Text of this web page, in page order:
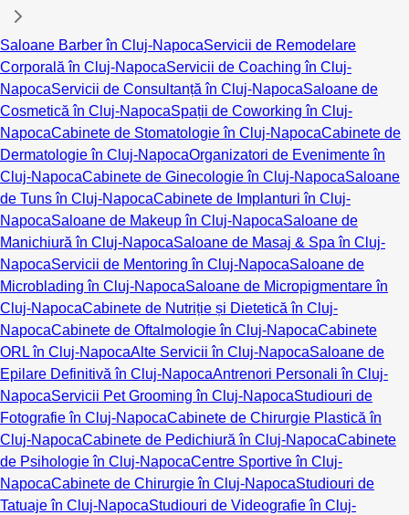
Saloane Barber în Cluj-NapocaServicii de Remodelare
Corporală în Cluj-NapocaServicii de Coaching în Cluj-
NapocaServicii de Consultanță în Cluj-NapocaSaloane de
Cosmetică în Cluj-NapocaSpații de Coworking în Cluj-
NapocaCabinete de Stomatologie în Cluj-NapocaCabinete de
Dermatologie în Cluj-NapocaOrganizatori de Evenimente în
Cluj-NapocaCabinete de Ginecologie în Cluj-NapocaSaloane
de Tuns în Cluj-NapocaCabinete de Implanturi în Cluj-
NapocaSaloane de Makeup în Cluj-NapocaSaloane de
Manichiură în Cluj-NapocaSaloane de Masaj & Spa în Cluj-
NapocaServicii de Mentoring în Cluj-NapocaSaloane de
Microblading în Cluj-NapocaSaloane de Micropigmentare în
Cluj-NapocaCabinete de Nutriție și Dietetică în Cluj-
NapocaCabinete de Oftalmologie în Cluj-NapocaCabinete
ORL în Cluj-NapocaAlte Servicii în Cluj-NapocaSaloane de
Epilare Definitivă în Cluj-NapocaAntrenori Personali în Cluj-
NapocaServicii Pet Grooming în Cluj-NapocaStudiouri de
Fotografie în Cluj-NapocaCabinete de Chirurgie Plastică în
Cluj-NapocaCabinete de Pedichiură în Cluj-NapocaCabinete
de Psihologie în Cluj-NapocaCentre Sportive în Cluj-
NapocaCabinete de Chirurgie în Cluj-NapocaStudiouri de
Tatuaje în Cluj-NapocaStudiouri de Videografie în Cluj-